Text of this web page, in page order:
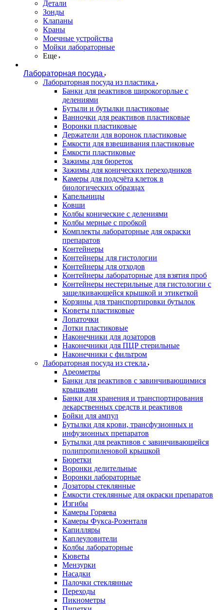
Детали
Зонды
Клапаны
Краны
Моечные устройства
Мойки лабораторные
Еще
Лабораторная посуда
Лабораторная посуда из пластика
Банки для реактивов широкогорлые с
делениями
Бутыли и бутылки пластиковые
Ванночки для реактивов пластиковые
Воронки пластиковые
Держатели для воронок пластиковые
Ёмкости для взвешивания пластиковые
Ёмкости пластиковые
Зажимы для бюреток
Зажимы для конических переходников
Камеры для подсчёта клеток в
биологических образцах
Капельницы
Ковши
Колбы конические с делениями
Колбы мерные с пробкой
Комплекты лабораторные для окраски
препаратов
Контейнеры
Контейнеры для гистологии
Контейнеры для отходов
Контейнеры лабораторные для взятия проб
Контейнеры нестерильные для гистологии с
защелкивающейся крышкой и этикеткой
Корзины для транспортировки бутылок
Кюветы пластиковые
Лопаточки
Лотки пластиковые
Наконечники для дозаторов
Наконечники для ПЦР стерильные
Наконечники с фильтром
Лабораторная посуда из стекла
Ареометры
Банки для реактивов с завинчивающимися
крышками
Банки для хранения и транспортирования
лекарственных средств и реактивов
Бойки для ампул
Бутылки для крови, трансфузионных и
инфузионных препаратов
Бутылки для реактивов с завинчивающейся
полипропиленовой крышкой
Бюретки
Воронки делительные
Воронки лабораторные
Дозаторы стеклянные
Ёмкости стеклянные для окраски препаратов
Изгибы
Камеры Горяева
Камеры Фукса-Розенталя
Капилляры
Каплеуловители
Колбы лабораторные
Кюветы
Мензурки
Насадки
Палочки стеклянные
Переходы
Пикнометры